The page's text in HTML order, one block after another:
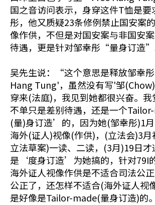
国之音访问表示，身穿这件T恤是要
彤，他又质疑23条修例禁止国安案
像作供，不但是对国安案与非国安
待遇，更是针对邹幸彤“量身订造”
吴先生说：“这个意思是释放邹幸
Hang Tung'，虽然没有写'邹
穿来(法庭)，我见到她都很兴奋。
不单只是差别待遇，还是一个
(量)身订造’的，因为她(邹幸彤)1
海外(证人)视像(作供)，(立法会)3
立法草案)一读、二读，(3月)19日才
是‘度身订造’为她搞的，针对79I
海外证人视像作供是不适合司法公
公正了，还怎样不适合(海外证人视
是好像是Tailor-made(量身订造)的